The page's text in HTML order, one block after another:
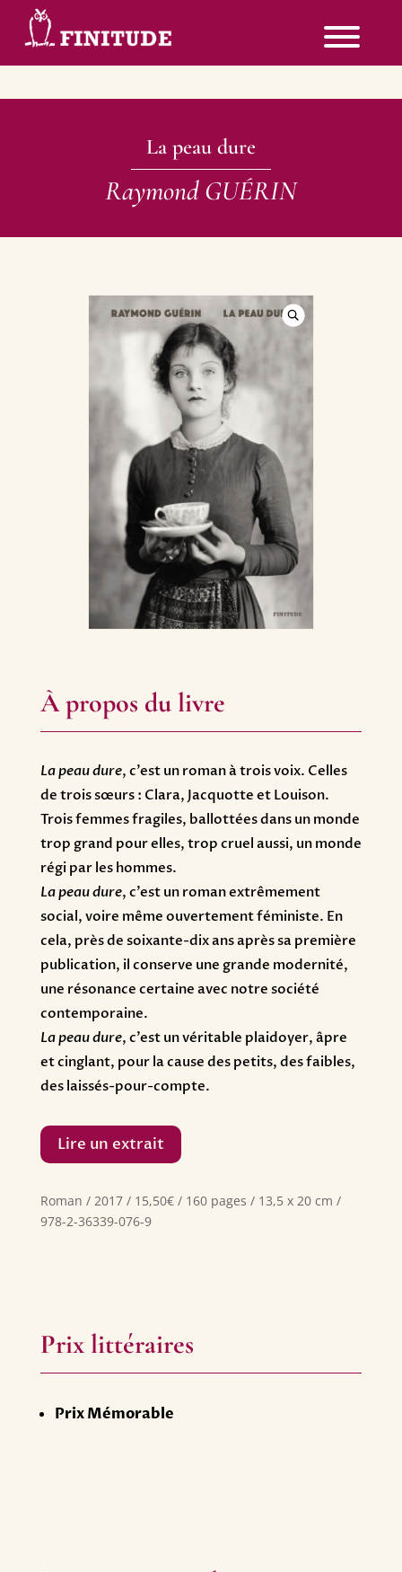
La peau dure
Raymond GUÉRIN
À propos du livre
La peau dure, c’est un roman à trois voix. Celles
de trois sœurs : Clara, Jacquotte et Louison.
Trois femmes fragiles, ballottées dans un monde
trop grand pour elles, trop cruel aussi, un monde
régi par les hommes.
La peau dure, c’est un roman extrêmement
social, voire même ouvertement féministe. En
cela, près de soixante-dix ans après sa première
publication, il conserve une grande modernité,
une résonance certaine avec notre société
contemporaine.
La peau dure, c’est un véritable plaidoyer, âpre
et cinglant, pour la cause des petits, des faibles,
des laissés-pour-compte.
Lire un extrait
Roman / 2017 / 15,50€ / 160 pages / 13,5 x 20 cm /
978-2-36339-076-9
Prix littéraires
Prix Mémorable